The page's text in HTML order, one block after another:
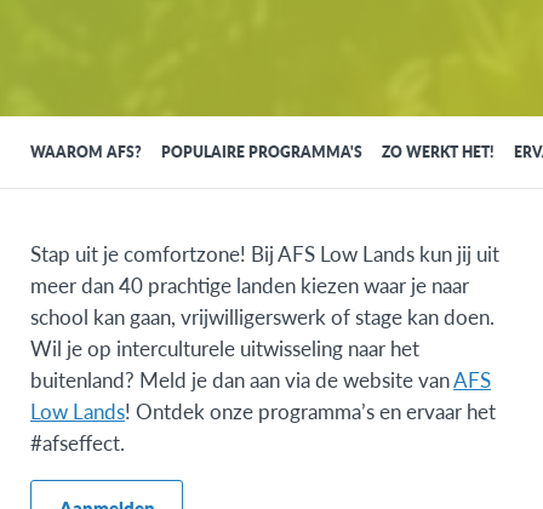
WAAROM AFS? POPULAIRE PROGRAMMA'S ZO WERKT HET!
Stap uit je comfortzone! Bij AFS Low Lands kun jij uit
meer dan 40 prachtige landen kiezen waar je naar
school kan gaan, vrijwilligerswerk of stage kan doen.
Wil je op interculturele uitwisseling naar het
buitenland? Meld je dan aan via de website vanAFS
Low Lands! Ontdek onze programma’s en ervaar het
#afseffect.